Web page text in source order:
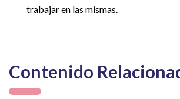
trabajar en las mismas.
Contenido